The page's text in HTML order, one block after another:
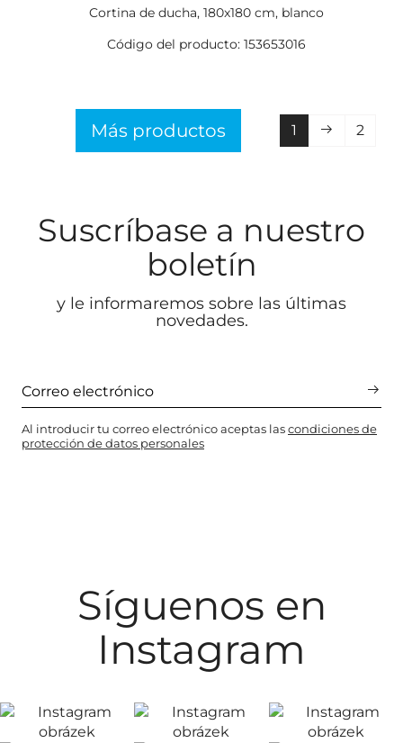
Cortina de ducha, 180x180 cm, blanco
Código del producto: 153653016
Más productos 1 2
Suscríbase a nuestro
boletín
y le informaremos sobre las últimas
novedades.
Al introducir tu correo electrónico aceptas lascondiciones de
protección de datos personales
Síguenos en
Instagram